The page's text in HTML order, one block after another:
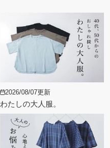
2026/08/07更新
わたしの大人服。